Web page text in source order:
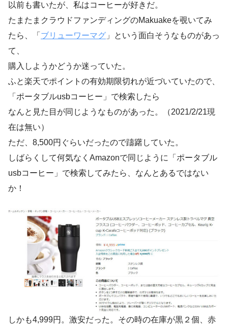
以前も書いたが、私はコーヒーが好きだ。
たまたまクラウドファンディングのMakuakeを覗いてみ
たら、「 ブリューワーマグ 」という面白そうなものがあっ
て、
購入しようかどうか迷っていた。
ふと楽天でポイントの有効期限切れが近づいていたので、
「ポータブルusbコーヒー」で検索したら
なんと見た目が同じようなものがあった。（2021/2/21現
在は無い）
ただ、8,500円ぐらいだったので躊躇していた。
しばらくして何気なくAmazonで同じように「ポータブル
usbコーヒー」で検索してみたら、なんとあるではない
か！
しかも4,999円。激安だった。その時の在庫が黒２個、赤